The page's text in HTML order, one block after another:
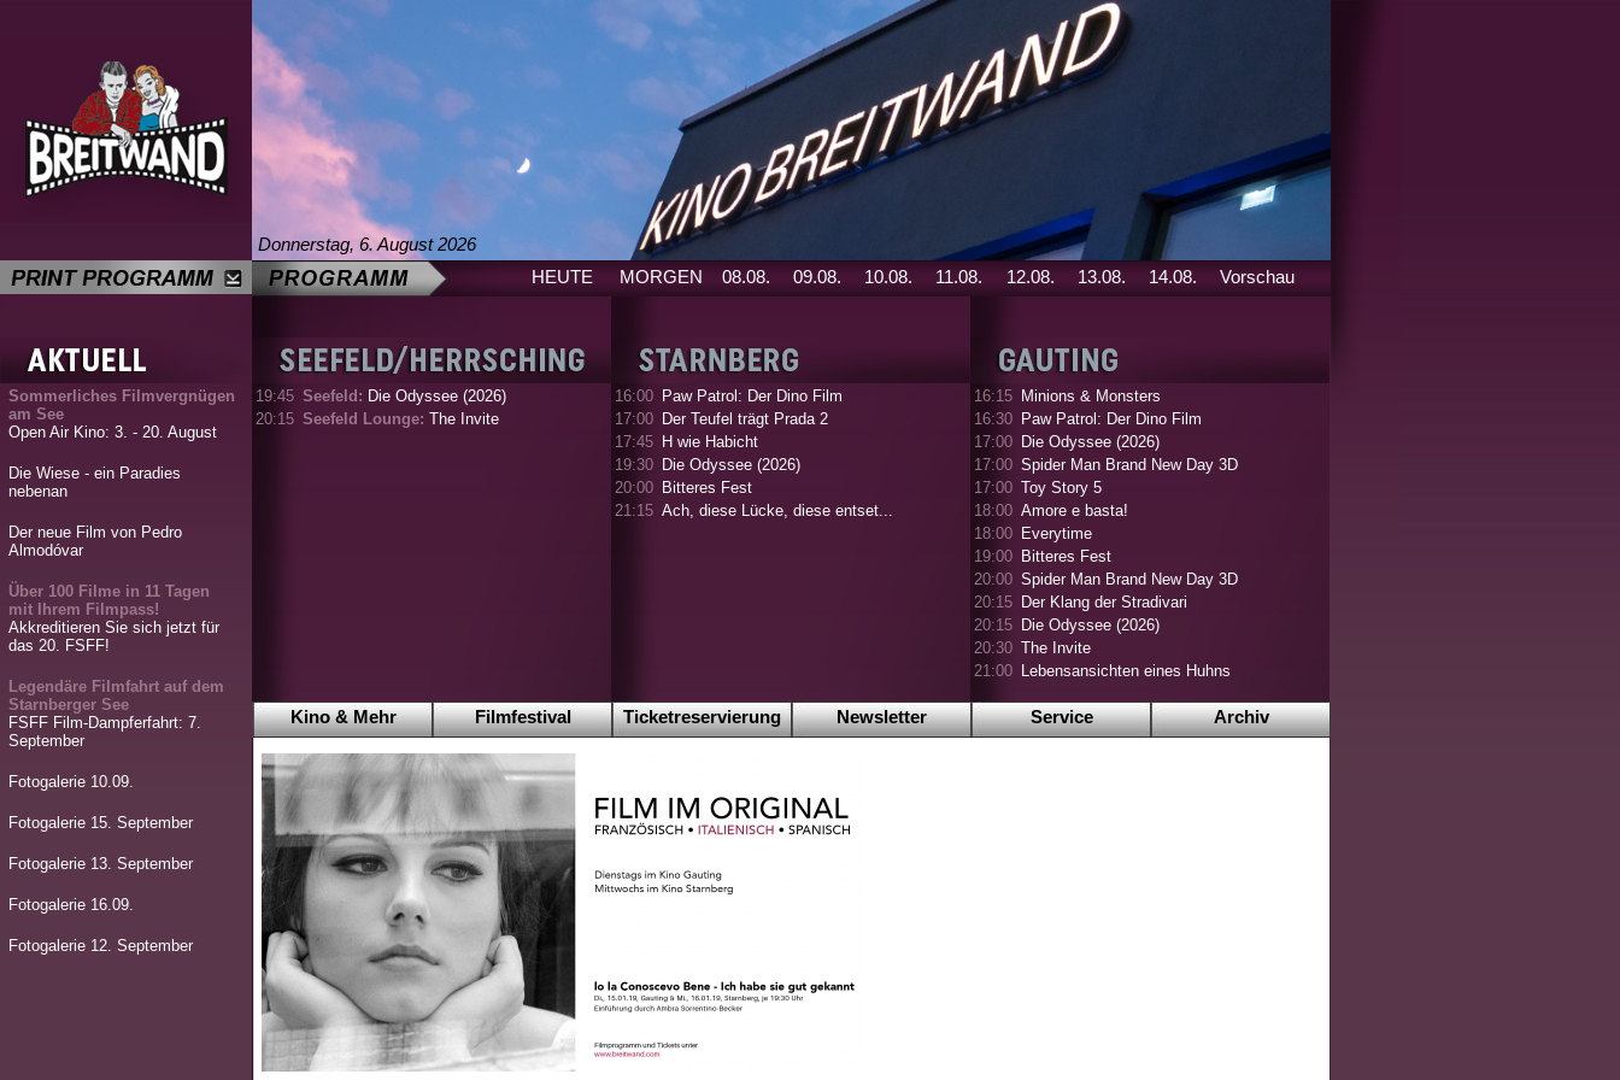
Donnerstag, 6. August 2026
HEUTE
MORGEN 08.08. 09.08. 10.08. 11.08. 12.08. 13.08. 14.08. Vorschau
Sommerliches Filmvergnügen
am See
Open Air Kino: 3. - 20. August
Die Wiese - ein Paradies
nebenan
Der neue Film von Pedro
Almodóvar
Über 100 Filme in 11 Tagen
mit Ihrem Filmpass!
Akkreditieren Sie sich jetzt für
das 20. FSFF!
Legendäre Filmfahrt auf dem
Starnberger See
FSFF Film-Dampferfahrt: 7.
September
Fotogalerie 10.09.
Fotogalerie 15. September
Fotogalerie 13. September
Fotogalerie 16.09.
Fotogalerie 12. September
19:45 Seefeld: Die Odyssee (2026)
20:15 Seefeld Lounge: The Invite
16:00 Paw Patrol: Der Dino Film
17:00 Der Teufel trägt Prada 2
17:45 H wie Habicht
19:30 Die Odyssee (2026)
20:00 Bitteres Fest
21:15 Ach, diese Lücke, diese entset...
16:15 Minions & Monsters
16:30 Paw Patrol: Der Dino Film
17:00 Die Odyssee (2026)
17:00 Spider Man Brand New Day 3D
17:00 Toy Story 5
18:00 Amore e basta!
18:00 Everytime
19:00 Bitteres Fest
20:00 Spider Man Brand New Day 3D
20:15 Der Klang der Stradivari
20:15 Die Odyssee (2026)
20:30 The Invite
21:00 Lebensansichten eines Huhns
Kino & Mehr Filmfestival Ticketreservierung Newsletter Service Archiv